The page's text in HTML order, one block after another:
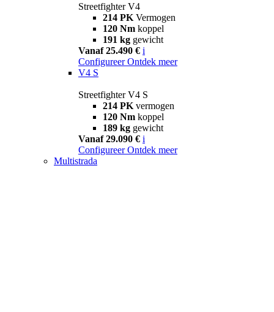
Streetfighter V4
214 PK Vermogen
120 Nm koppel
191 kg gewicht
Vanaf 25.490 € i
Configureer Ontdek meer
V4 S
Streetfighter V4 S
214 PK vermogen
120 Nm koppel
189 kg gewicht
Vanaf 29.090 € i
Configureer Ontdek meer
Multistrada